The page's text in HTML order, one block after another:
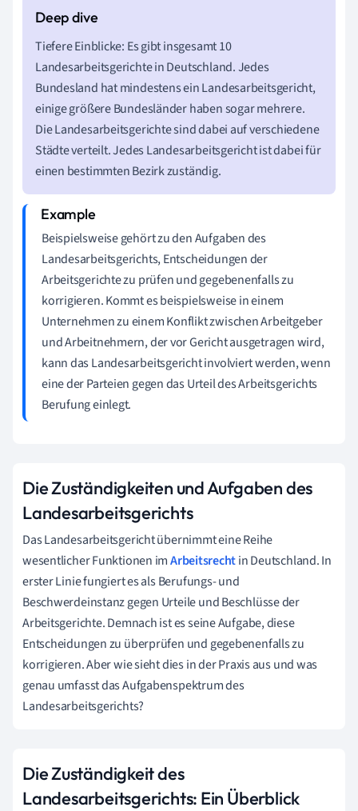
Tiefere Einblicke: Es gibt insgesamt 10
Landesarbeitsgerichte in Deutschland. Jedes
Bundesland hat mindestens ein Landesarbeitsgericht,
einige größere Bundesländer haben sogar mehrere.
Die Landesarbeitsgerichte sind dabei auf verschiedene
Städte verteilt. Jedes Landesarbeitsgericht ist dabei für
einen bestimmten Bezirk zuständig.
Beispielsweise gehört zu den Aufgaben des
Landesarbeitsgerichts, Entscheidungen der
Arbeitsgerichte zu prüfen und gegebenenfalls zu
korrigieren. Kommt es beispielsweise in einem
Unternehmen zu einem Konflikt zwischen Arbeitgeber
und Arbeitnehmern, der vor Gericht ausgetragen wird,
kann das Landesarbeitsgericht involviert werden, wenn
eine der Parteien gegen das Urteil des Arbeitsgerichts
Berufung einlegt.
Die Zuständigkeiten und Aufgaben des
Landesarbeitsgerichts
Das Landesarbeitsgericht übernimmt eine Reihe
wesentlicher Funktionen imArbeitsrechtin Deutschland. In
erster Linie fungiert es als Berufungs- und
Beschwerdeinstanz gegen Urteile und Beschlüsse der
Arbeitsgerichte. Demnach ist es seine Aufgabe, diese
Entscheidungen zu überprüfen und gegebenenfalls zu
korrigieren. Aber wie sieht dies in der Praxis aus und was
genau umfasst das Aufgabenspektrum des
Landesarbeitsgerichts?
Die Zuständigkeit des
Landesarbeitsgerichts: Ein Überblick